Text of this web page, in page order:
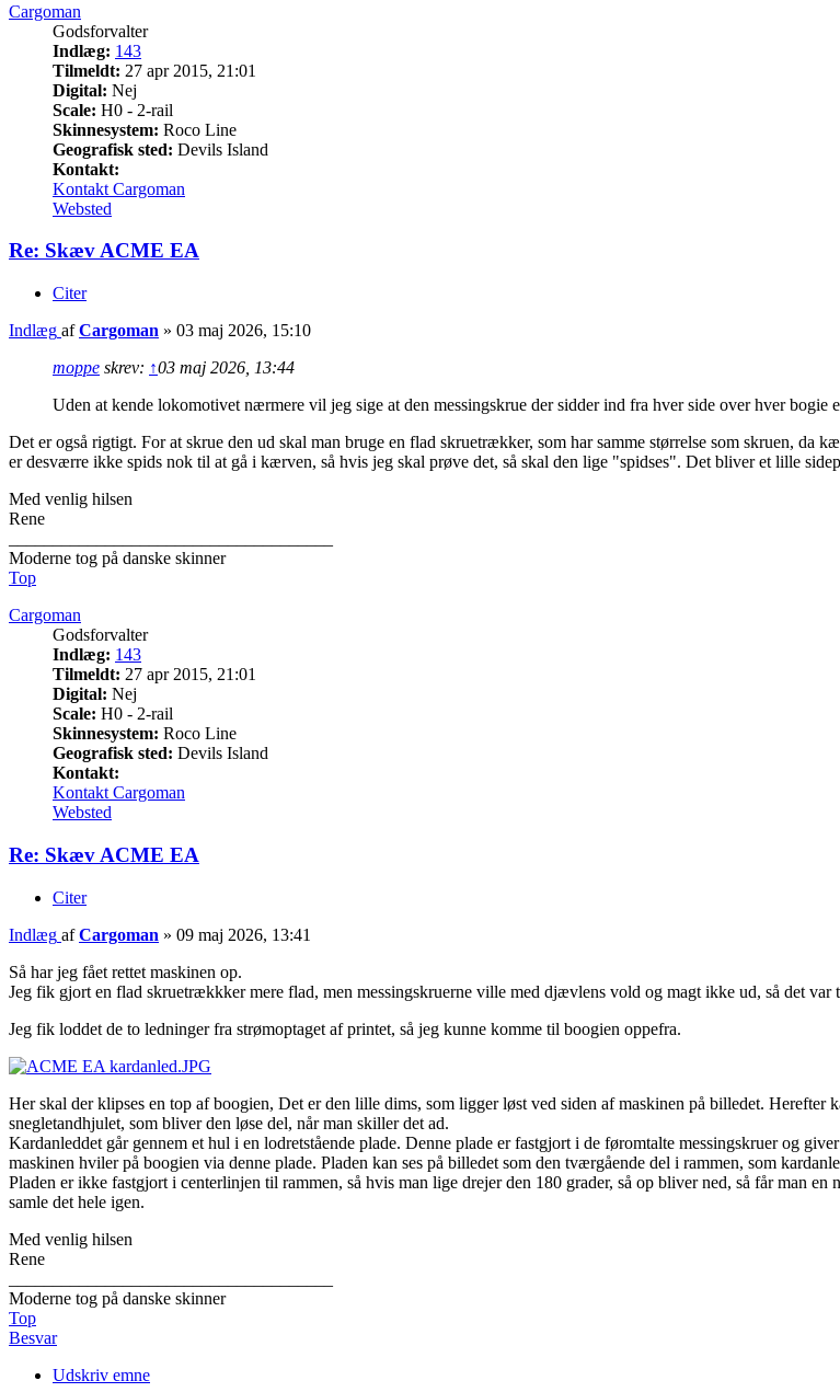
Cargoman
Godsforvalter
Indlæg: 143
Tilmeldt: 27 apr 2015, 21:01
Digital: Nej
Scale: H0 - 2-rail
Skinnesystem: Roco Line
Geografisk sted: Devils Island
Kontakt:
Kontakt Cargoman
Websted
Re: Skæv ACME EA
Citer
Indlæg afCargoman » 03 maj 2026, 15:10
moppe skrev: ↑03 maj 2026, 13:44
Uden at kende lokomotivet nærmere vil jeg sige at den messingskrue der sidder ind fra hver side over hver bogie
Det er også rigtigt. For at skrue den ud skal man bruge en flad skruetrækker, som har samme størrelse som skruen, da
er desværre ikke spids nok til at gå i kærven, så hvis jeg skal prøve det, så skal den lige "spidses". Det bliver et lille
Med venlig hilsen
Rene
Moderne tog på danske skinner
Top
Cargoman
Godsforvalter
Indlæg: 143
Tilmeldt: 27 apr 2015, 21:01
Digital: Nej
Scale: H0 - 2-rail
Skinnesystem: Roco Line
Geografisk sted: Devils Island
Kontakt:
Kontakt Cargoman
Websted
Re: Skæv ACME EA
Citer
Indlæg afCargoman » 09 maj 2026, 13:41
Så har jeg fået rettet maskinen op.
Jeg fik gjort en flad skruetrækkker mere flad, men messingskruerne ville med djævlens vold og magt ikke ud, så det var
Jeg fik loddet de to ledninger fra strømoptaget af printet, så jeg kunne komme til boogien oppefra.
Her skal der klipses en top af boogien, Det er den lille dims, som ligger løst ved siden af maskinen på billedet.
snegletandhjulet, som bliver den løse del, når man skiller det ad.
Kardanleddet går gennem et hul i en lodretstående plade. Denne plade er fastgjort i de føromtalte messingskruer og
maskinen hviler på boogien via denne plade. Pladen kan ses på billedet som den tværgående del i rammen, som
Pladen er ikke fastgjort i centerlinjen til rammen, så hvis man lige drejer den 180 grader, så op bliver ned, så får man
samle det hele igen.
Med venlig hilsen
Rene
Moderne tog på danske skinner
Top
Besvar
Udskriv emne